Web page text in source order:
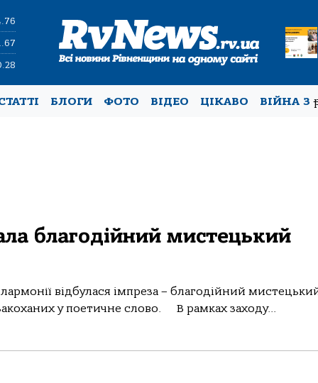
БЛОГИ ФОТО ВІДЕО ЦІКАВО ВІЙНА З
благодійний мистецький
відбулася імпреза – благодійний
у поетичне слово. В рамках заходу...